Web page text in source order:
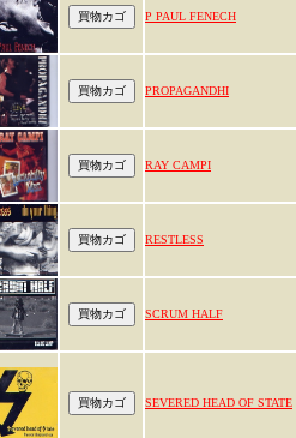
P PAUL FENECH
PROPAGANDHI
RAY CAMPI
RESTLESS
SCRUM HALF
SEVERED HEAD OF STATE